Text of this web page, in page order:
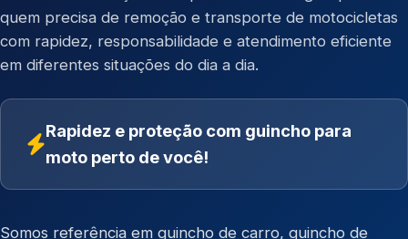
quem precisa de remoção e transporte de motocicletas
com rapidez, responsabilidade e atendimento eficiente
em diferentes situações do dia a dia.
Rapidez e proteção com guincho para
moto perto de você!
Somos referência em guincho de carro, guincho de